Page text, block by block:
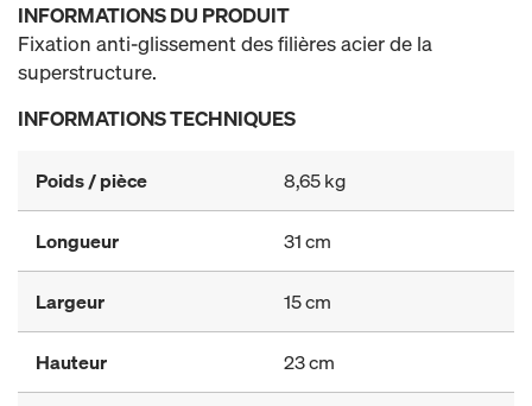
INFORMATIONS DU PRODUIT
Fixation anti-glissement des filières acier de la
superstructure.
INFORMATIONS TECHNIQUES
Poids / pièce 8,65 kg
Longueur 31 cm
Largeur 15 cm
Hauteur 23 cm